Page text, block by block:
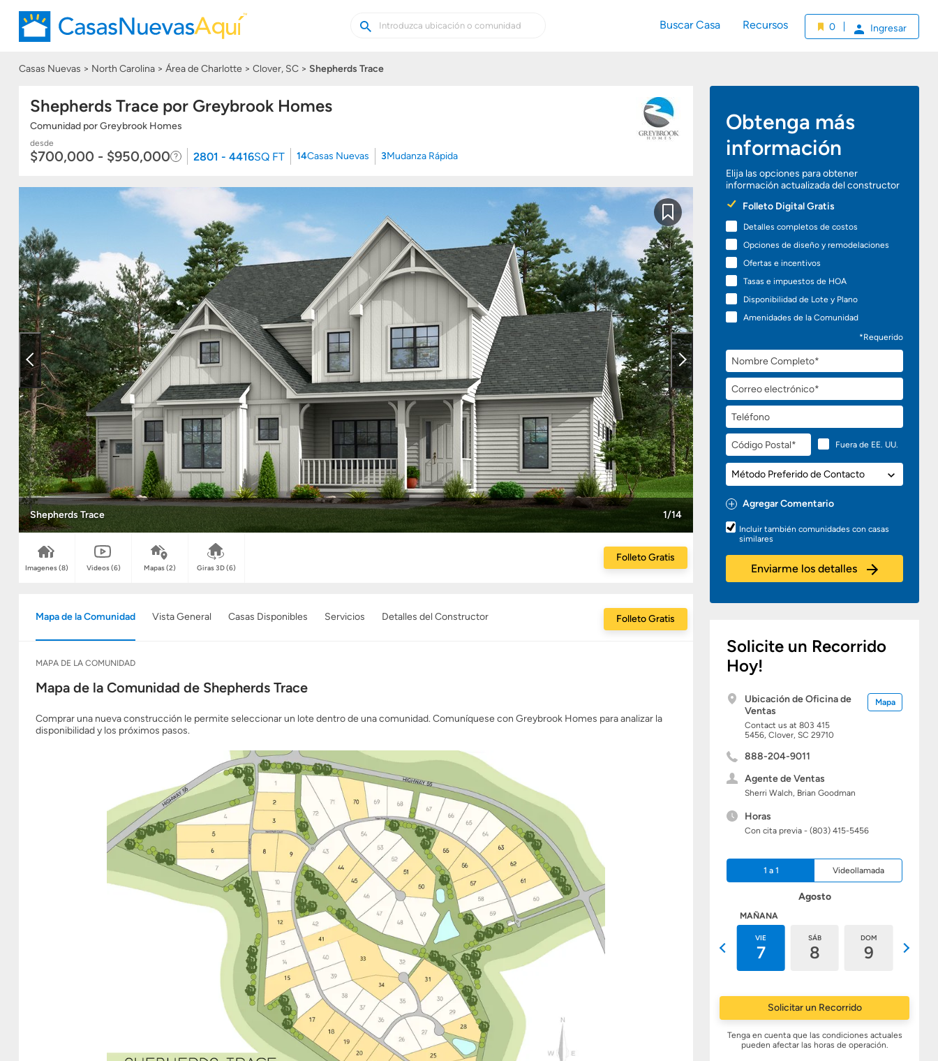
Buscar
casas
Buscar
Buscar Casa Recursos 0 Ingresar
Casas Nuevas North Carolina Área de Charlotte Clover, SC Shepherds Trace
Shepherds Trace por Greybrook Homes
Comunidad porGreybrook Homes
desde
$700,000 - $950,000 2801 - 4416SQ FT 14Casas Nuevas 3Mudanza Rápida
Obtenga más
información
Elija las opciones para obtener
información actualizada del constructor
Preferred
Options
Folleto Digital Gratis
Detalles completos de costos
Opciones de diseño y remodelaciones
Ofertas e incentivos
Tasas e impuestos de HOA
Disponibilidad de Lote y Plano
Amenidades de la Comunidad
*Requerido
Nombre
Completo
Correo
electrónico
Teléfono
Código
Postal
Fuera de EE. UU.
Método
Preferido
de
Contacto
Agregar Comentario
Preguntas
o
Comentarios
Incluir también comunidades con casas
similares
Enviarme los detalles
Solicite un Recorrido
Hoy!
Ubicación de Oficina de
Ventas
Contact us at 803 415
5456, Clover, SC 29710
Mapa
888-204-9011
Agente de Ventas
Sherri Walch, Brian Goodman
Horas
Con cita previa - (803) 415-5456
1 a 1 Videollamada
Agosto
MAÑANA
VIE
7
SÁB
8
DOM
9
Solicitar un Recorrido
Tenga en cuenta que las condiciones actuales
pueden afectar las horas de operación.
Guardar
Shepherds Trace 1/14
Imagenes(8) Videos(6) Mapas(2) Giras 3D(6)
Folleto Gratis
Mapa de la Comunidad Vista General Casas Disponibles Servicios Detalles del Constructor Folleto Gratis
MAPA DE LA COMUNIDAD
Mapa de la Comunidad de Shepherds Trace
Comprar una nueva construcción le permite seleccionar un lote dentro de una comunidad. Comuníquese con Greybrook Homes para analizar la
disponibilidad y los próximos pasos.